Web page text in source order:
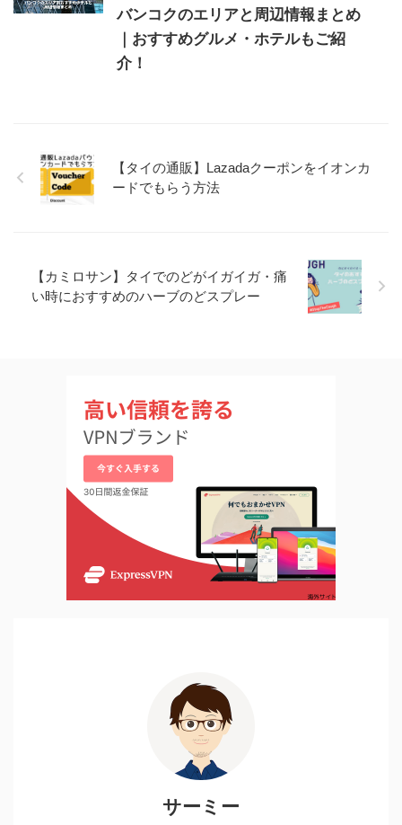
バンコクのエリアと周辺情報まとめ
｜おすすめグルメ・ホテルもご紹
介！
【タイの通販】Lazadaクーポンをイオンカ
ードでもらう方法
【カミロサン】タイでのどがイガイガ・痛
い時におすすめのハーブのどスプレー
サーミー